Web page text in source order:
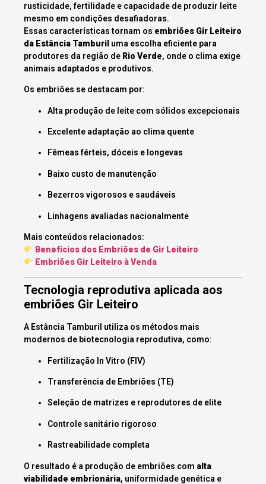
rusticidade, fertilidade e capacidade de produzir leite
mesmo em condições desafiadoras.
Essas características tornam os embriões Gir Leiteiro
da Estância Tamburil uma escolha eficiente para
produtores da região de Rio Verde, onde o clima exige
animais adaptados e produtivos.
Os embriões se destacam por:
Alta produção de leite com sólidos excepcionais
Excelente adaptação ao clima quente
Fêmeas férteis, dóceis e longevas
Baixo custo de manutenção
Bezerros vigorosos e saudáveis
Linhagens avaliadas nacionalmente
Mais conteúdos relacionados:
Benefícios dos Embriões de Gir Leiteiro
Embriões Gir Leiteiro à Venda
Tecnologia reprodutiva aplicada aos
embriões Gir Leiteiro
A Estância Tamburil utiliza os métodos mais
modernos de biotecnologia reprodutiva, como:
Fertilização In Vitro (FIV)
Transferência de Embriões (TE)
Seleção de matrizes e reprodutores de elite
Controle sanitário rigoroso
Rastreabilidade completa
O resultado é a produção de embriões com alta
viabilidade embrionária, uniformidade genética e